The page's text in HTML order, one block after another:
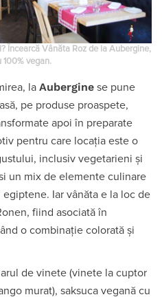
Încearcă Vânăta Roz de la Aubergine,
100% vegan.
la Aubergine se pune
pe produse proaspete,
apoi în preparate
pentru care locația este o
inclusiv vegetarieni și
un mix de elemente culinare
Iar vânăta e la loc de
fiind asociată în
o combinaţie colorată şi
de vinete (vinete la cuptor
murat), saksuca vegană cu